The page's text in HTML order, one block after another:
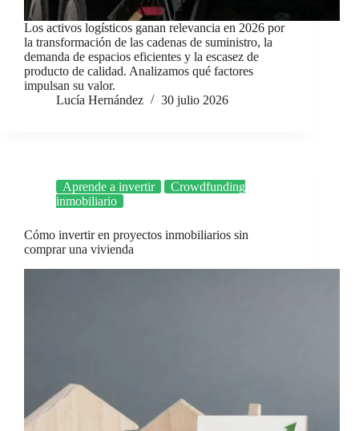
Los activos logísticos ganan relevancia en 2026 por
la transformación de las cadenas de suministro, la
demanda de espacios eficientes y la escasez de
producto de calidad. Analizamos qué factores
impulsan su valor.
Lucía Hernández
30 julio 2026
Aprende a invertir
Crowdfunding
inmobiliario
Cómo invertir en proyectos inmobiliarios sin
comprar una vivienda